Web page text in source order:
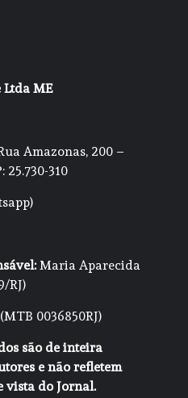
ME
Amazonas, 200 –
25.730-310
Maria Aparecida
RJ)
0036850RJ)
são de inteira
e não refletem
vista do Jornal.